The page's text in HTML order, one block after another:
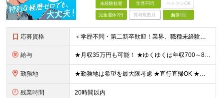
未経験歓迎 学歴不問 ベテランOK
完全週休2日 賞与複数月 面接1回
応募資格 ＜学歴不問・第二新卒歓迎！業界、職種未経験歓迎！20代～30代活躍中＞ ★35歳以下の方（若年層の長期キャリア形成を図るため） ★フリーター・正社員未経験・社会人未経験OK ★転職回数が多い方もぜひ
給与 ★月収35万円も可能！ ★ゆくゆくは年収700～800万円も！ ★手当が多数あり ・残業手当（100％）★1分単位で支給 ・資格手当（最大月6万円） ・結婚/出産祝金（最大3万円） 【首都圏・北関東
勤務地 ★勤務地は希望を最大限考慮 ★直行直帰OK ★車通勤のエリアもあり ★研修は、下記いずれかの研修センターで行います ・東京校（東京本社とアクセスは同様） ・大阪校（大阪府大阪市中央区道修町 2-1-1
残業時間 20時間以内